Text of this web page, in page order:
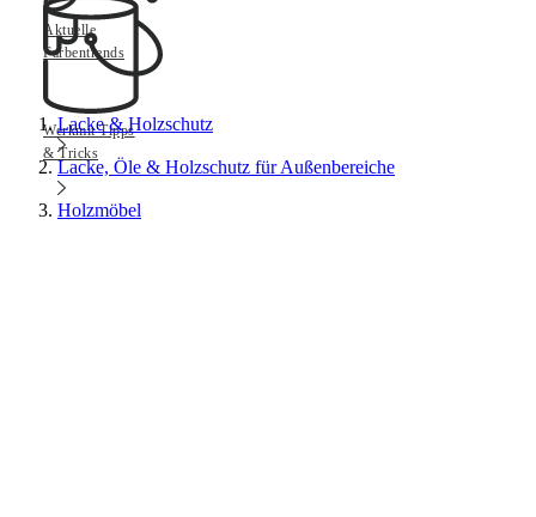
Aktuelle
Farbentrends
Werkmit Tipps
& Tricks
Lacke & Holzschutz
Lacke, Öle & Holzschutz für Außenbereiche
Holzmöbel